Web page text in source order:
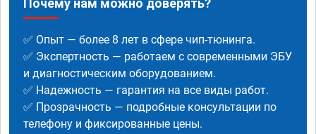
Почему нам можно доверять?
✅ Опыт — более 8 лет в сфере чип-тюнинга.
✅ Экспертность — работаем с современными ЭБУ
и диагностическим оборудованием.
✅ Надежность — гарантия на все виды работ.
✅ Прозрачность — подробные консультации по
телефону и фиксированные цены.